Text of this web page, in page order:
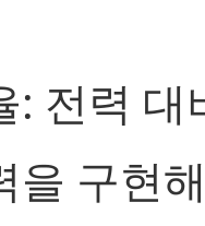
: 전력 대
을 구현